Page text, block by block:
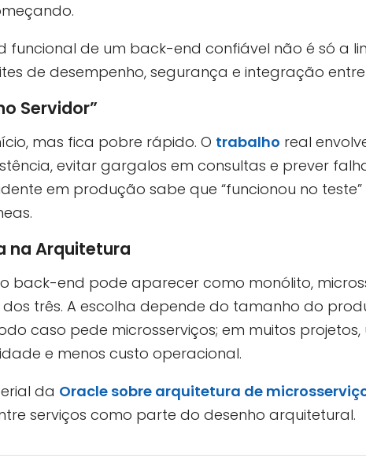
funcional de um back-end confiável não é só a
de desempenho, segurança e integração entre
Servidor”
mas fica pobre rápido. O trabalho real
evitar gargalos em consultas e prever
em produção sabe que “funcionou no
na Arquitetura
back-end pode aparecer como monólito,
três. A escolha depende do tamanho do
caso pede microsserviços; em muitos
e menos custo operacional.
da Oracle sobre arquitetura de
serviços como parte do desenho arquitetural.